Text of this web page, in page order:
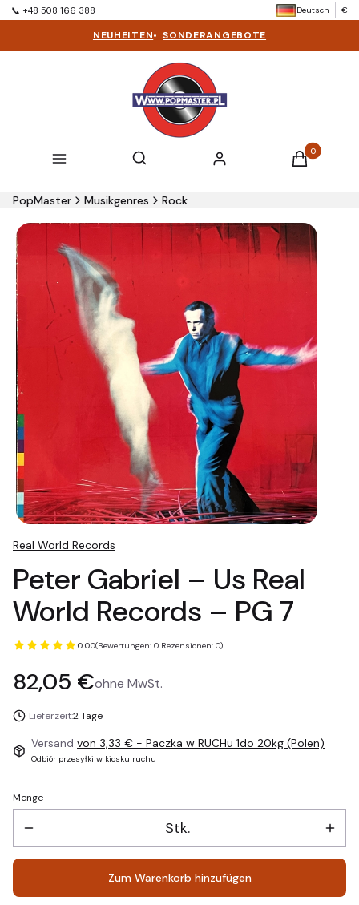
📞 +48 508 166 388 Deutsch €
NEUHEITEN• SONDERANGEBOTE
Menü Suchmaschine öffnen
Suchen Einloggen Produkte im
Warenkorb
PopMaster Musikgenres Rock
Real World Records
Peter Gabriel – Us Real
World Records – PG 7
0.00(Bewertungen: 0 Rezensionen: 0)
Preis
82,05 €ohne MwSt.
Lieferzeit:2 Tage
Versand von 3,33 € - Paczka w RUCHu 1do 20kg (Polen)
Odbiór przesyłki w kiosku ruchu
Menge
Stk.
Zum Warenkorb hinzufügen